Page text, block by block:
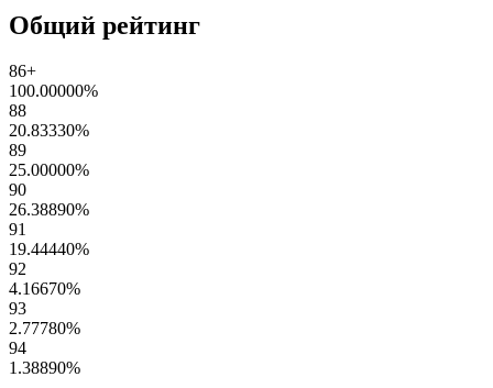
Общий рейтинг
86+
100.00000%
88
20.83330%
89
25.00000%
90
26.38890%
91
19.44440%
92
4.16670%
93
2.77780%
94
1.38890%